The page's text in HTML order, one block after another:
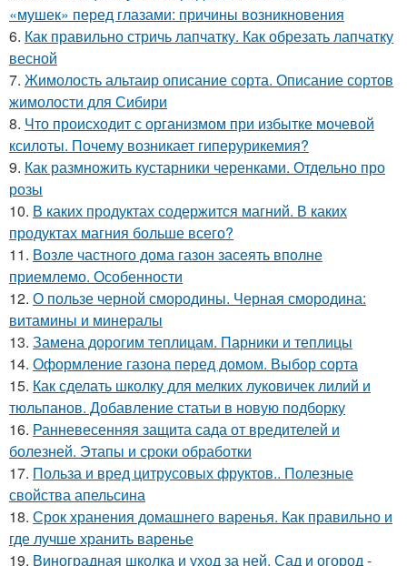
«мушек» перед глазами: причины возникновения
6. Как правильно стричь лапчатку. Как обрезать лапчатку
весной
7. Жимолость альтаир описание сорта. Описание сортов
жимолости для Сибири
8. Что происходит с организмом при избытке мочевой
ксилоты. Почему возникает гиперурикемия?
9. Как размножить кустарники черенками. Отдельно про
розы
10. В каких продуктах содержится магний. В каких
продуктах магния больше всего?
11. Возле частного дома газон засеять вполне
приемлемо. Особенности
12. О пользе черной смородины. Черная смородина:
витамины и минералы
13. Замена дорогим теплицам. Парники и теплицы
14. Оформление газона перед домом. Выбор сорта
15. Как сделать школку для мелких луковичек лилий и
тюльпанов. Добавление статьи в новую подборку
16. Ранневесенняя защита сада от вредителей и
болезней. Этапы и сроки обработки
17. Польза и вред цитрусовых фруктов.. Полезные
свойства апельсина
18. Срок хранения домашнего варенья. Как правильно и
где лучше хранить варенье
19. Виноградная школка и уход за ней. Сад и огород -